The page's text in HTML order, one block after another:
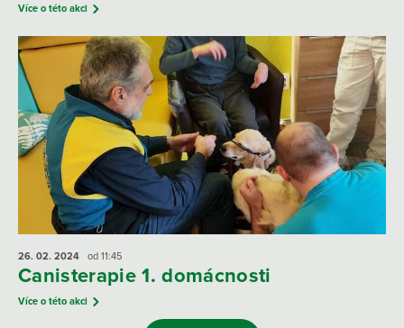
Více o této akci
26. 02. 2024 od 11:45
Canisterapie 1. domácnosti
Více o této akci